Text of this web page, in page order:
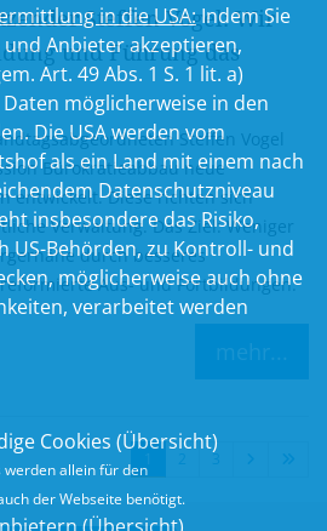
Steffen Vogel: Wir
und Führung das
Steffen Vogel
Bürokratieabbau neue
entwickelt. Diese richten sich
Verwaltung. Das Ziel: Weniger
durch besseres
Aus- und Fortbildungen.
mehr...
1 2 3
in die USA:Indem Sie
und Anbieter akzeptieren,
Art. 49 Abs. 1 S. 1 lit. a)
Daten möglicherweise in den
Die USA werden vom
als ein Land mit einem nach
Datenschutzniveau
insbesondere das Risiko,
US-Behörden, zu Kontroll- und
möglicherweise auch ohne
verarbeitet werden
Cookies (Übersicht)
werden allein für den
der Webseite benötigt.